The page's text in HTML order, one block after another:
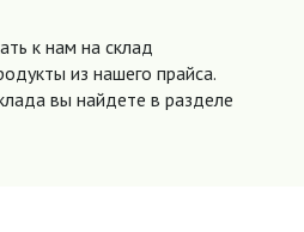
к нам на склад
из нашего прайса.
вы найдете в разделе